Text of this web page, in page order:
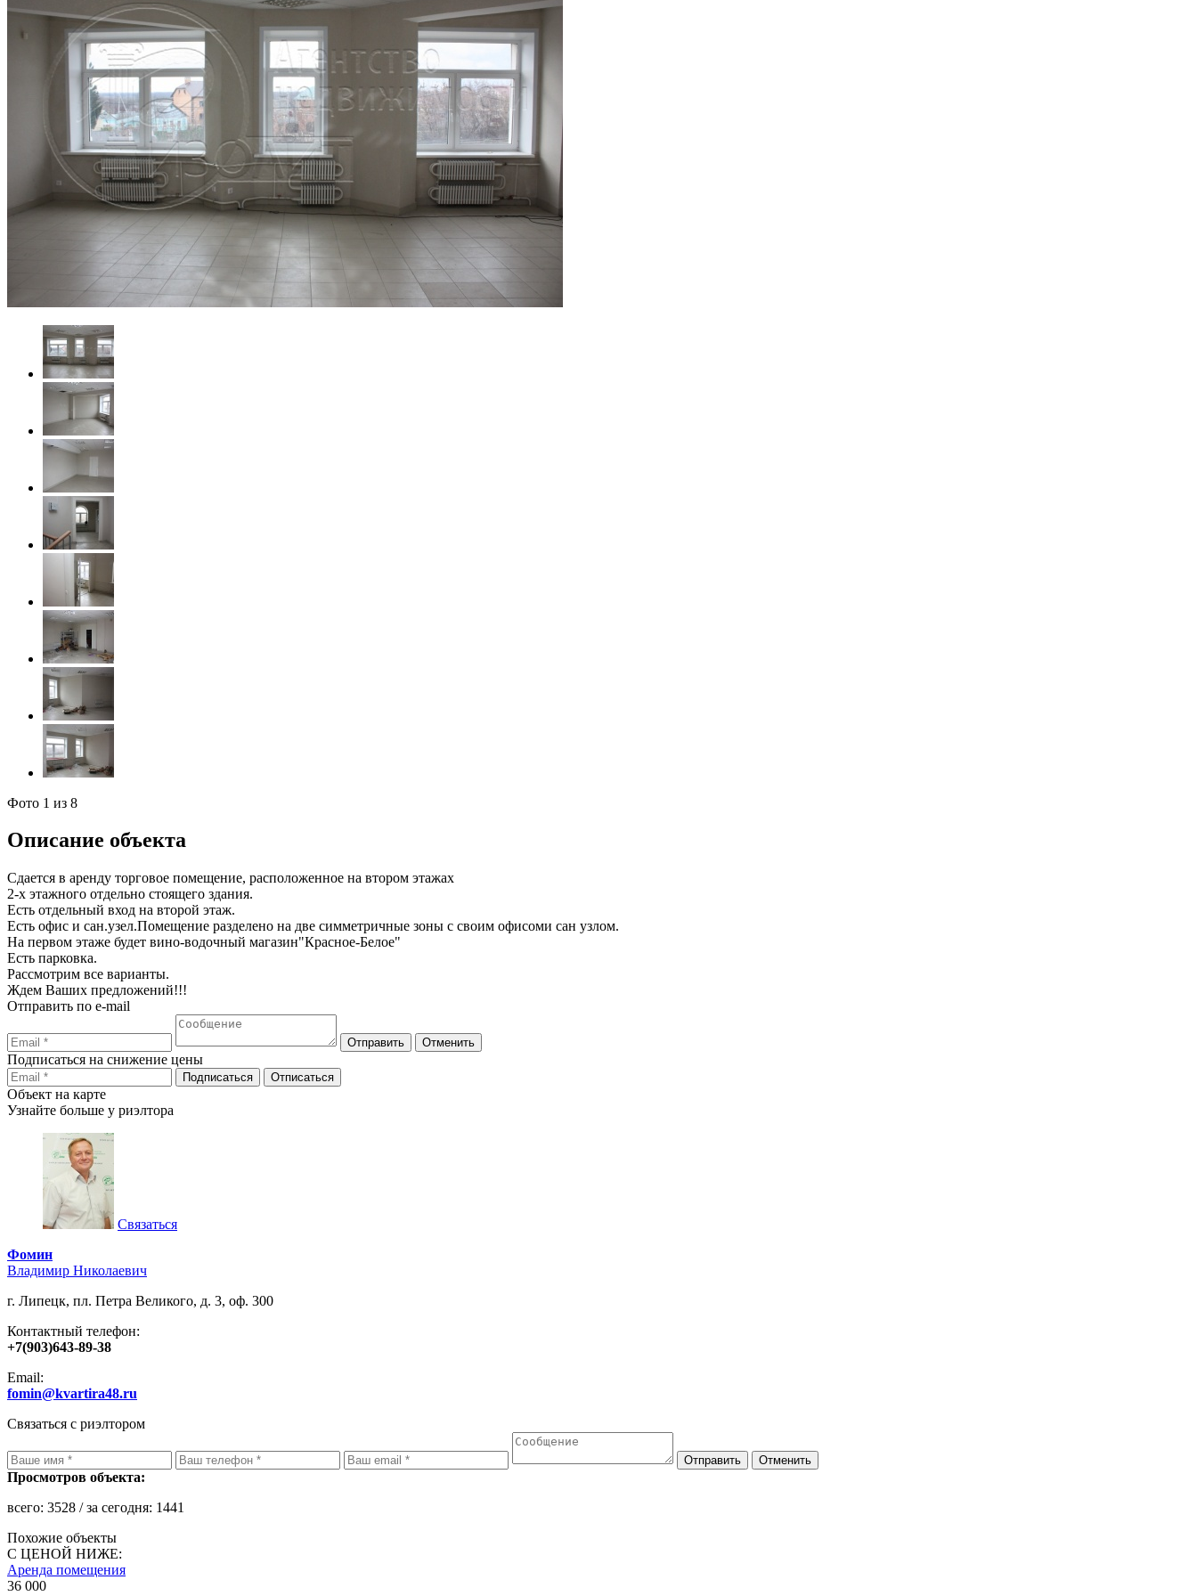
Фото 1 из 8
Описание объекта
Сдается в аренду торговое помещение, расположенное на втором этажах
2-х этажного отдельно стоящего здания.
Есть отдельный вход на второй этаж.
Есть офис и сан.узел.Помещение разделено на две симметричные зоны с своим офисоми сан узлом.
На первом этаже будет вино-водочный магазин"Красное-Белое"
Есть парковка.
Рассмотрим все варианты.
Ждем Ваших предложений!!!
Отправить по e-mail
Подписаться на снижение цены
Объект на карте
Узнайте больше у риэлтора
Связаться
Фомин
Владимир Николаевич
г. Липецк, пл. Петра Великого, д. 3, оф. 300
Контактный телефон:
+7(903)643-89-38
Email:
fomin@kvartira48.ru
Связаться с риэлтором
Просмотров объекта:
всего: 3528 / за сегодня: 1441
Похожие объекты
С ЦЕНОЙ НИЖЕ:
Аренда помещения
36 000